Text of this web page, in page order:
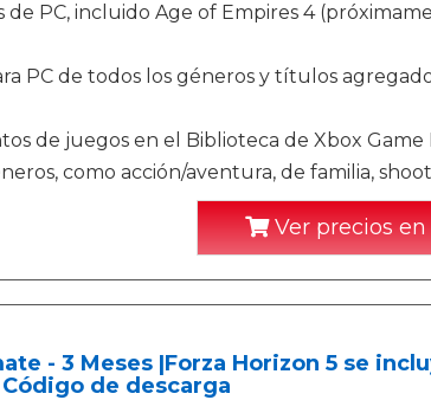
PC, incluido Age of Empires 4
PC de todos los géneros y títulos
de juegos en el Biblioteca de Xbox Game
como acción/aventura, de familia,
Ver precios
- 3 Meses |Forza Horizon 5 se
de descarga